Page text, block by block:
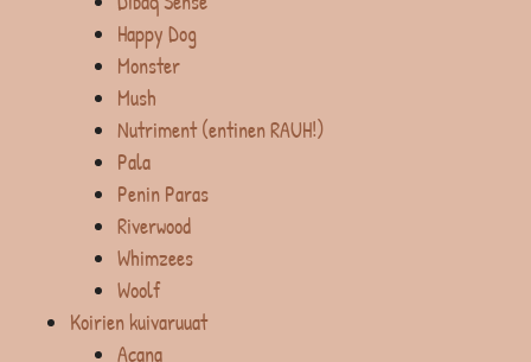
Happy Dog
Monster
Mush
Nutriment (entinen RAUH!)
Pala
Penin Paras
Riverwood
Whimzees
Woolf
Koirien kuivaruuat
Acana